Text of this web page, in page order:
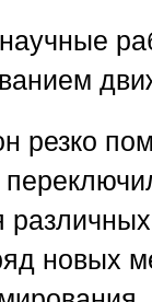
резко
новых